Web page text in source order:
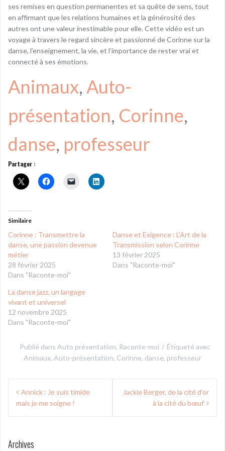
ses remises en question permanentes et sa quête de sens, tout
en affirmant que les relations humaines et la générosité des
autres ont une valeur inestimable pour elle. Cette vidéo est un
voyage à travers le regard sincère et passionné de Corinne sur la
danse, l’enseignement, la vie, et l’importance de rester vrai et
connecté à ses émotions.
Animaux, Auto-
présentation, Corinne
danse, professeur
Partager :
Similaire
Corinne : Transmettre la
danse, une passion devenue
métier
28 février 2025
Dans "Raconte-moi"
Danse et Exigence : L’Art de la
Transmission selon Corinne
13 février 2025
Dans "Raconte-moi"
La danse jazz, un langage
vivant et universel
12 novembre 2025
Dans "Raconte-moi"
Publié dans Auto présentation, Raconte-moi
Étiqueté avec
Animaux, Auto-présentation, Corinne, danse, professeur
Navigation
deAnnick : Je suis timide
mais je me soigne !
Jackie Berger, de la cité d’or
à la cité du bœuf
Archives